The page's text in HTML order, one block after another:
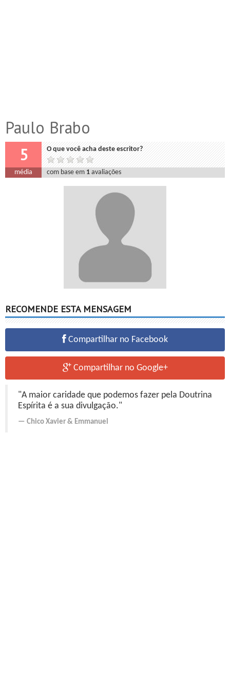
Paulo Brabo
5 O que você acha deste escritor?
média com base em 1 avaliações
RECOMENDE ESTA MENSAGEM
Compartilhar no Facebook
Compartilhar no Google+
"A maior caridade que podemos fazer pela Doutrina
Espírita é a sua divulgação."
Chico Xavier & Emmanuel